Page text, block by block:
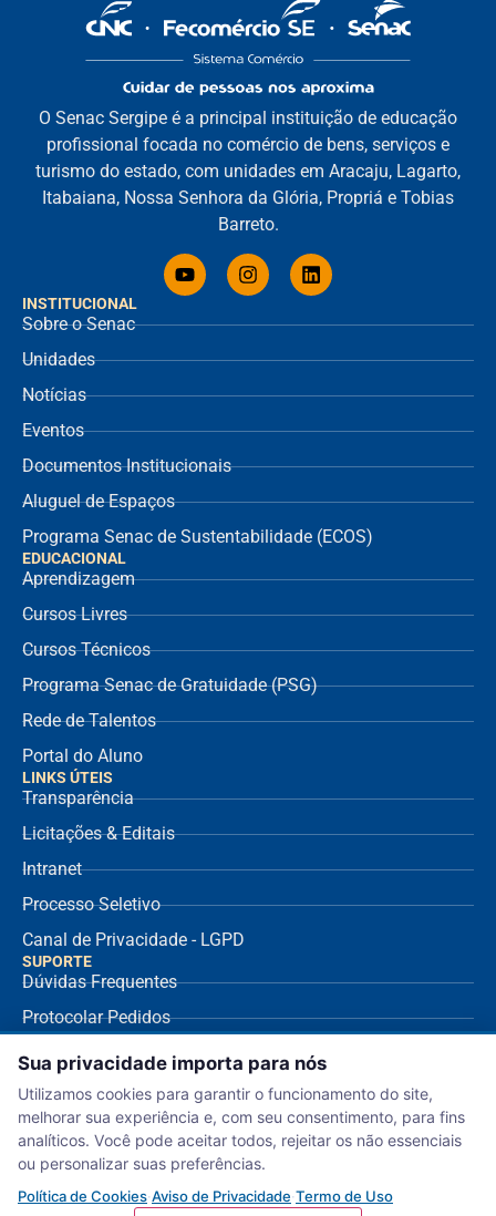
INSTITUCIONAL
Sobre o Senac
Unidades
Notícias
Eventos
Documentos Institucionais
Aluguel de Espaços
Programa Senac de Sustentabilidade (ECOS)
EDUCACIONAL
Aprendizagem
Cursos Livres
Cursos Técnicos
Programa Senac de Gratuidade (PSG)
Rede de Talentos
Portal do Aluno
O Senac Sergipe é a principal instituição de educação
profissional focada no comércio de bens, serviços e
turismo do estado, com unidades em Aracaju, Lagarto,
Itabaiana, Nossa Senhora da Glória, Propriá e Tobias
Barreto.
LINKS ÚTEIS
Transparência
Licitações & Editais
Intranet
Processo Seletivo
Canal de Privacidade - LGPD
SUPORTE
Dúvidas Frequentes
Protocolar Pedidos
Envio de NF Fornecedor
Ouvidoria
Aviso de Privacidade
Termo de Uso
Política de Cookies
Sua privacidade importa para nós
Utilizamos cookies para garantir o funcionamento do site,
melhorar sua experiência e, com seu consentimento, para fins
analíticos. Você pode aceitar todos, rejeitar os não essenciais
ou personalizar suas preferências.
Política de Cookies·Aviso de Privacidade·Termo de Uso